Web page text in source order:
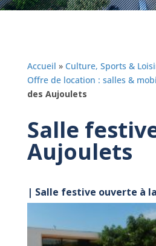
Accueil » Culture, Sports &
Offre de location : salles &
des Aujoulets
Salle
Aujoulets
| Salle festive ouverte à